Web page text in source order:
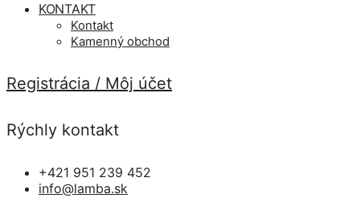
KONTAKT
Kontakt
Kamenný obchod
Registrácia / Môj účet
Rýchly kontakt
+421 951 239 452
info@lamba.sk